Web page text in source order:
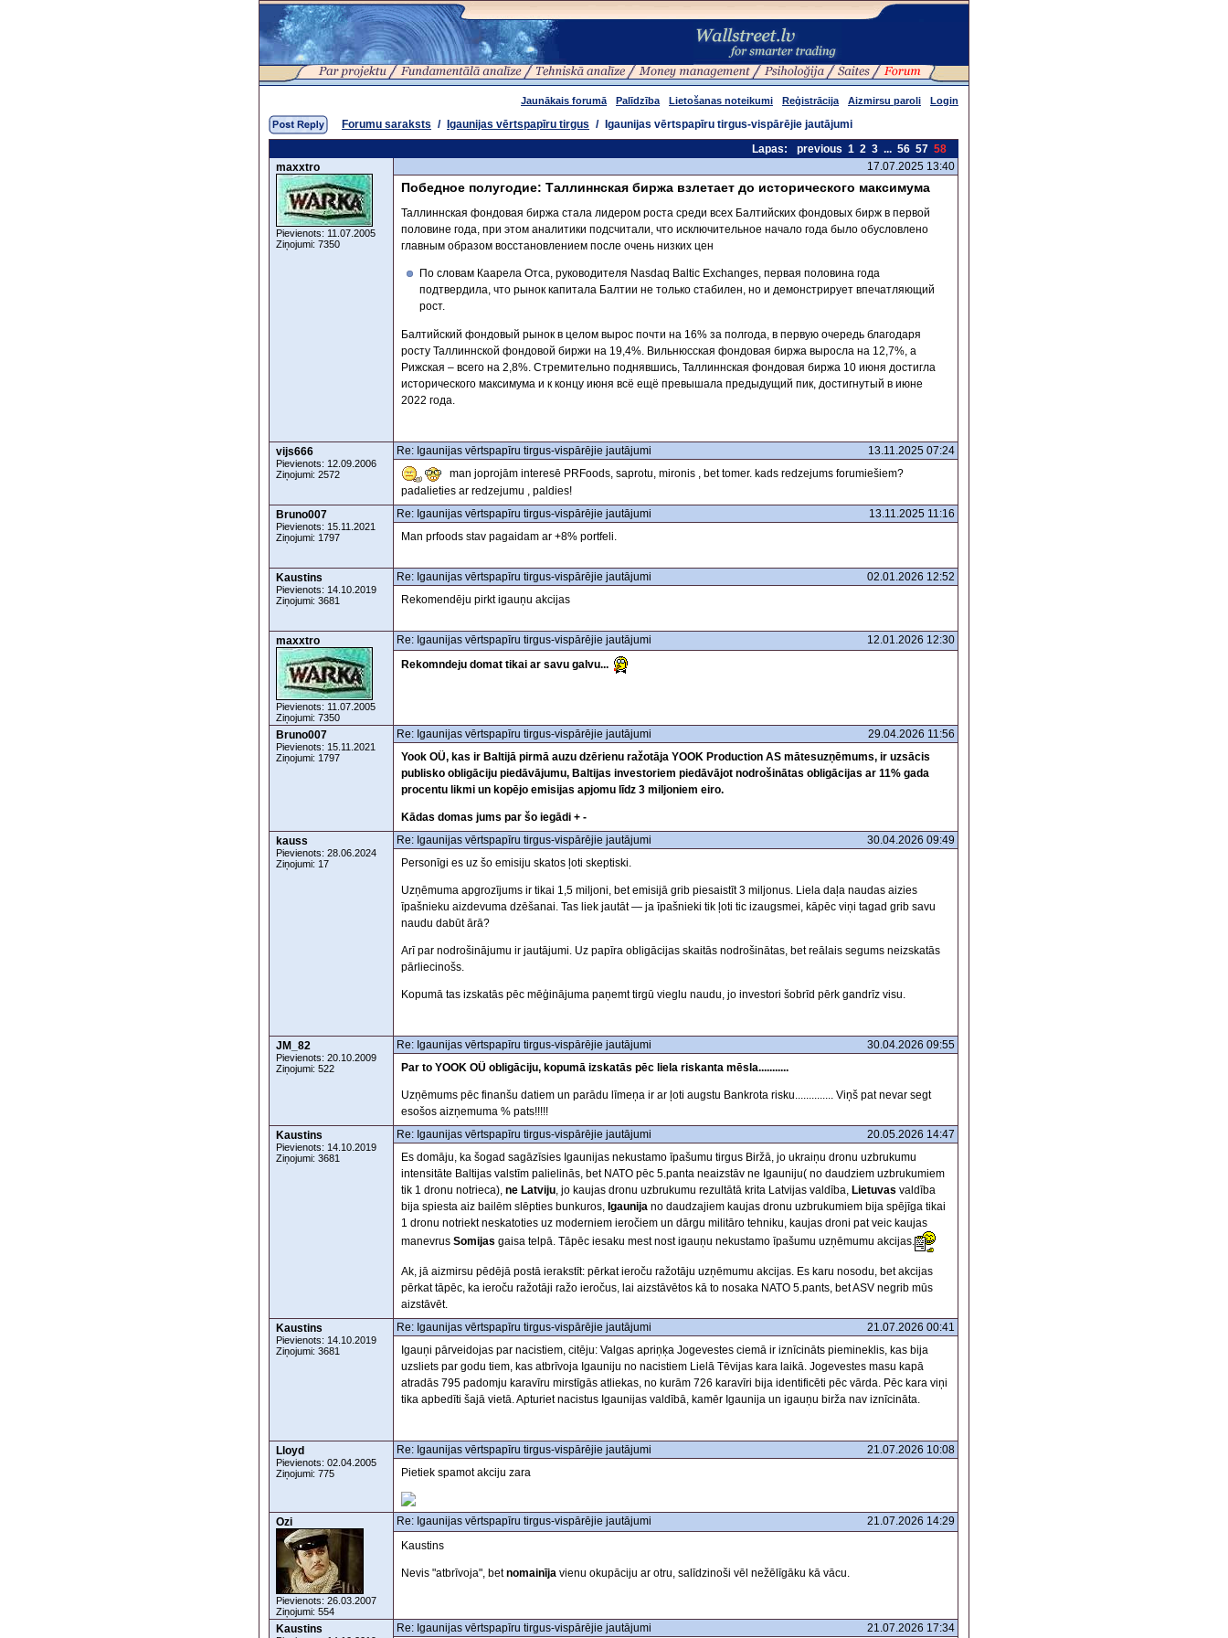
Jaunākais forumā Palīdzība Lietošanas noteikumi Reģistrācija Aizmirsu paroli Login
Forumu saraksts / Igaunijas vērtspapīru tirgus /
Igaunijas vērtspapīru tirgus-vispārējie jautājumi
Lapas:
previous 1 2 3 ... 56 57 58
maxxtro
Pievienots: 11.07.2005
Ziņojumi: 7350
17.07.2025 13:40
Победное полугодие: Таллиннская биржа взлетает до исторического максимума
Таллиннская фондовая биржа стала лидером роста среди всех Балтийских фондовых бирж в первой
половине года, при этом аналитики подсчитали, что исключительное начало года было обусловлено
главным образом восстановлением после очень низких цен
По словам Каарела Отса, руководителя Nasdaq Baltic Exchanges, первая половина года
подтвердила, что рынок капитала Балтии не только стабилен, но и демонстрирует впечатляющий
рост.
Балтийский фондовый рынок в целом вырос почти на 16% за полгода, в первую очередь благодаря
росту Таллиннской фондовой биржи на 19,4%. Вильнюсская фондовая биржа выросла на 12,7%, а
Рижская – всего на 2,8%. Стремительно поднявшись, Таллиннская фондовая биржа 10 июня достигла
исторического максимума и к концу июня всё ещё превышала предыдущий пик, достигнутый в июне
2022 года.
vijs666
Pievienots: 12.09.2006
Ziņojumi: 2572
Re: Igaunijas vērtspapīru tirgus-vispārējie jautājumi
13.11.2025 07:24
man joprojām interesē PRFoods, saprotu, mironis , bet tomer. kads redzejums forumiešiem?
padalieties ar redzejumu , paldies!
Bruno007
Pievienots: 15.11.2021
Ziņojumi: 1797
Re: Igaunijas vērtspapīru tirgus-vispārējie jautājumi
13.11.2025 11:16
Man prfoods stav pagaidam ar +8% portfeli.
Kaustins
Pievienots: 14.10.2019
Ziņojumi: 3681
Re: Igaunijas vērtspapīru tirgus-vispārējie jautājumi
02.01.2026 12:52
Rekomendēju pirkt igauņu akcijas
maxxtro
Pievienots: 11.07.2005
Ziņojumi: 7350
Re: Igaunijas vērtspapīru tirgus-vispārējie jautājumi
12.01.2026 12:30
Rekomndeju domat tikai ar savu galvu...
Bruno007
Pievienots: 15.11.2021
Ziņojumi: 1797
Re: Igaunijas vērtspapīru tirgus-vispārējie jautājumi
29.04.2026 11:56
Yook OÜ, kas ir Baltijā pirmā auzu dzērienu ražotāja YOOK Production AS mātesuzņēmums, ir uzsācis
publisko obligāciju piedāvājumu, Baltijas investoriem piedāvājot nodrošinātas obligācijas ar 11% gada
procentu likmi un kopējo emisijas apjomu līdz 3 miljoniem eiro.
Kādas domas jums par šo iegādi + -
kauss
Pievienots: 28.06.2024
Ziņojumi: 17
Re: Igaunijas vērtspapīru tirgus-vispārējie jautājumi
30.04.2026 09:49
Personīgi es uz šo emisiju skatos ļoti skeptiski.
Uzņēmuma apgrozījums ir tikai 1,5 miljoni, bet emisijā grib piesaistīt 3 miljonus. Liela daļa naudas aizies
īpašnieku aizdevuma dzēšanai. Tas liek jautāt — ja īpašnieki tik ļoti tic izaugsmei, kāpēc viņi tagad grib savu
naudu dabūt ārā?
Arī par nodrošinājumu ir jautājumi. Uz papīra obligācijas skaitās nodrošinātas, bet reālais segums neizskatās
pārliecinošs.
Kopumā tas izskatās pēc mēģinājuma paņemt tirgū vieglu naudu, jo investori šobrīd pērk gandrīz visu.
JM_82
Pievienots: 20.10.2009
Ziņojumi: 522
Re: Igaunijas vērtspapīru tirgus-vispārējie jautājumi
30.04.2026 09:55
Par to YOOK OÜ obligāciju, kopumā izskatās pēc liela riskanta mēsla...........
Uzņēmums pēc finanšu datiem un parādu līmeņa ir ar ļoti augstu Bankrota risku.............. Viņš pat nevar segt
esošos aizņemuma % pats!!!!!
Kaustins
Pievienots: 14.10.2019
Ziņojumi: 3681
Re: Igaunijas vērtspapīru tirgus-vispārējie jautājumi
20.05.2026 14:47
Es domāju, ka šogad sagāzīsies Igaunijas nekustamo īpašumu tirgus Biržā, jo ukraiņu dronu uzbrukumu
intensitāte Baltijas valstīm palielinās, bet NATO pēc 5.panta neaizstāv ne Igauniju( no daudziem uzbrukumiem
tik 1 dronu notrieca), ne Latviju, jo kaujas dronu uzbrukumu rezultātā krita Latvijas valdība, Lietuvas valdība
bija spiesta aiz bailēm slēpties bunkuros, Igaunija no daudzajiem kaujas dronu uzbrukumiem bija spējīga tikai
1 dronu notriekt neskatoties uz moderniem ieročiem un dārgu militāro tehniku, kaujas droni pat veic kaujas
manevrus Somijas gaisa telpā. Tāpēc iesaku mest nost igauņu nekustamo īpašumu uzņēmumu akcijas.
Ak, jā aizmirsu pēdējā postā ierakstīt: pērkat ieroču ražotāju uzņēmumu akcijas. Es karu nosodu, bet akcijas
pērkat tāpēc, ka ieroču ražotāji ražo ieročus, lai aizstāvētos kā to nosaka NATO 5.pants, bet ASV negrib mūs
aizstāvēt.
Kaustins
Pievienots: 14.10.2019
Ziņojumi: 3681
Re: Igaunijas vērtspapīru tirgus-vispārējie jautājumi
21.07.2026 00:41
Igauņi pārveidojas par nacistiem, citēju: Valgas apriņķa Jogevestes ciemā ir iznīcināts piemineklis, kas bija
uzsliets par godu tiem, kas atbrīvoja Igauniju no nacistiem Lielā Tēvijas kara laikā. Jogevestes masu kapā
atradās 795 padomju karavīru mirstīgās atliekas, no kurām 726 karavīri bija identificēti pēc vārda. Pēc kara viņi
tika apbedīti šajā vietā. Apturiet nacistus Igaunijas valdībā, kamēr Igaunija un igauņu birža nav iznīcināta.
Lloyd
Pievienots: 02.04.2005
Ziņojumi: 775
Re: Igaunijas vērtspapīru tirgus-vispārējie jautājumi
21.07.2026 10:08
Pietiek spamot akciju zara
Ozi
Pievienots: 26.03.2007
Ziņojumi: 554
Re: Igaunijas vērtspapīru tirgus-vispārējie jautājumi
21.07.2026 14:29
Kaustins
Nevis "atbrīvoja", betnomainīja vienu okupāciju ar otru, salīdzinoši vēl nežēlīgāku kā vācu.
Kaustins Re: Igaunijas vērtspapīru tirgus-vispārējie jautājumi 21.07.2026 17:34